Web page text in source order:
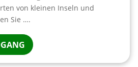
von kleinen Inseln und
Sie ….